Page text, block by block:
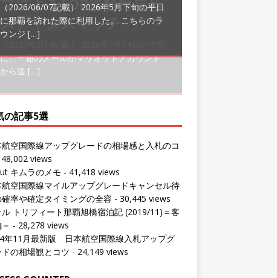
（2026/06/07記載） 2026年5月下旬の平日
に那覇を訪れた際に利用した。 こちらのラ
ウンジ […]
の記事5選
views
航空国際線マイルアップグレードキャンセル待
率や確定タイミングの全容
トリフィート那覇旭橋宿泊記 (2019/11)＝客
＝- 28,278 views
年11月最新版 日本航空国際線入札アップグ
の相場観とコツ- 24,149 views
COUNTER